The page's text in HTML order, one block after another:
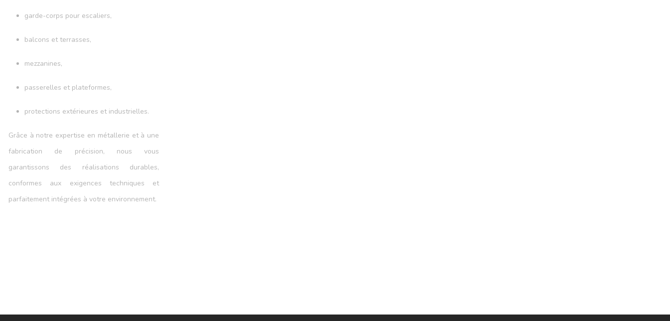
garde-corps pour escaliers,
balcons et terrasses,
mezzanines,
passerelles et plateformes,
protections extérieures et industrielles.
Grâce à notre expertise en métallerie et à une
fabrication de précision, nous vous
garantissons des réalisations durables,
conformes aux exigences techniques et
parfaitement intégrées à votre environnement.